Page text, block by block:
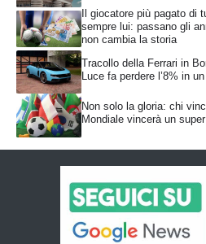
Il giocatore più pagato di
sempre lui: passano gli
non cambia la storia
Tracollo della Ferrari in
Luce fa perdere l’8% in
Non solo la gloria: chi
Mondiale vincerà un